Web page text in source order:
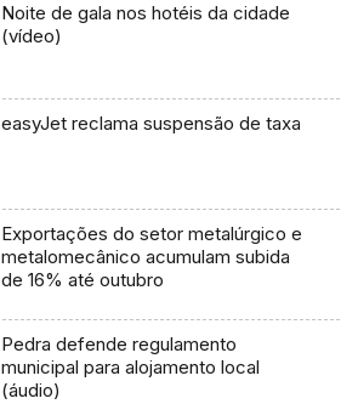
Noite de gala nos hotéis da cidade
(vídeo)
easyJet reclama suspensão de taxa
Exportações do setor metalúrgico e
metalomecânico acumulam subida
de 16% até outubro
Pedra defende regulamento
municipal para alojamento local
(áudio)